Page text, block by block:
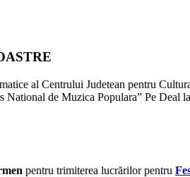
al Centrului Judetean pentru
National de Muzica Populara” Pe Deal
pentru trimiterea lucrărilor pentru